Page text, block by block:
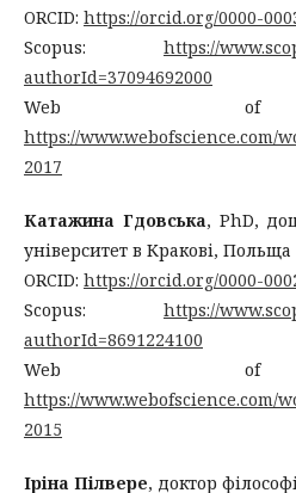
ORCID: https://orcid.org/0000-
Scopus: https://
authorId=37094692000
Web of
https://www.webofscience.com/
2017
Катажина Гдовська, PhD,
університет в Кракові, Польща
ORCID: https://orcid.org/0000-
Scopus: https://
authorId=8691224100
Web of
https://www.webofscience.com/
2015
Іріна Пілвере, доктор